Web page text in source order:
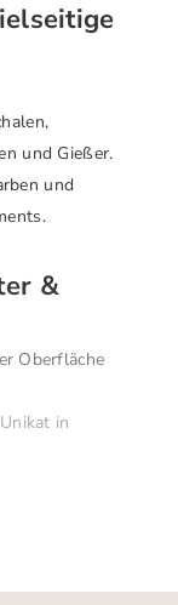
und Gießer.
und
&
Oberfläche
in